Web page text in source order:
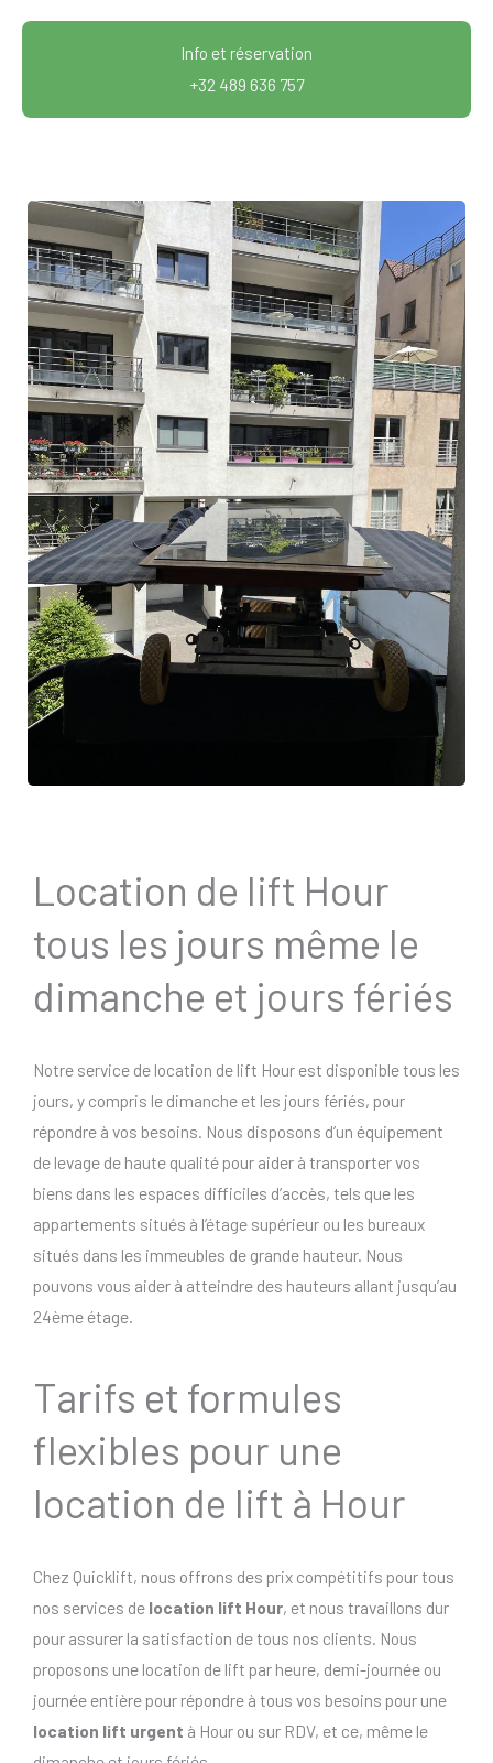
Info et réservation
+32 489 636 757
Location de lift Hour
tous les jours même le
dimanche et jours fériés
Notre service de location de lift Hour est disponible tous les
jours, y compris le dimanche et les jours fériés, pour
répondre à vos besoins. Nous disposons d’un équipement
de levage de haute qualité pour aider à transporter vos
biens dans les espaces difficiles d’accès, tels que les
appartements situés à l’étage supérieur ou les bureaux
situés dans les immeubles de grande hauteur. Nous
pouvons vous aider à atteindre des hauteurs allant jusqu’au
24ème étage.
Tarifs et formules
flexibles pour une
location de lift à Hour
Chez Quicklift, nous offrons des prix compétitifs pour tous
nos services de location lift Hour, et nous travaillons dur
pour assurer la satisfaction de tous nos clients. Nous
proposons une location de lift par heure, demi-journée ou
journée entière pour répondre à tous vos besoins pour une
location lift urgent à Hour ou sur RDV, et ce, même le